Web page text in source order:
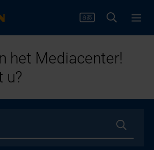
het Mediacenter!
u?